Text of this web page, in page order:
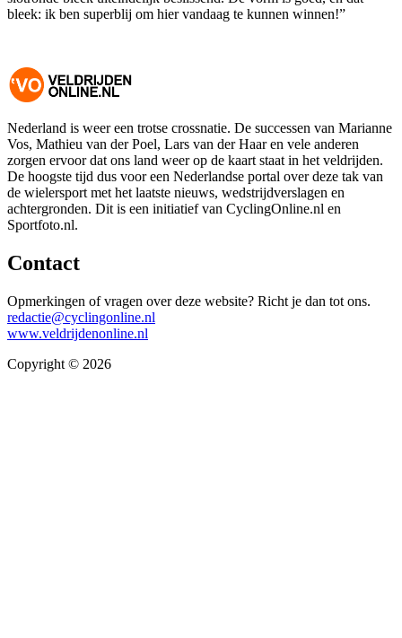
bleek: ik ben superblij om hier vandaag te kunnen winnen!”
Nederland is weer een trotse crossnatie. De successen van Marianne
Vos, Mathieu van der Poel, Lars van der Haar en vele anderen
zorgen ervoor dat ons land weer op de kaart staat in het veldrijden.
De hoogste tijd dus voor een Nederlandse portal over deze tak van
de wielersport met het laatste nieuws, wedstrijdverslagen en
achtergronden. Dit is een initiatief van CyclingOnline.nl en
Sportfoto.nl.
Contact
Opmerkingen of vragen over deze website? Richt je dan tot ons.
redactie@cyclingonline.nl
www.veldrijdenonline.nl
Copyright © 2026